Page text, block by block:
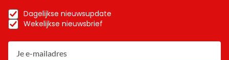
Dagelijkse nieuwsupdate
Wekelijkse nieuwsbrief